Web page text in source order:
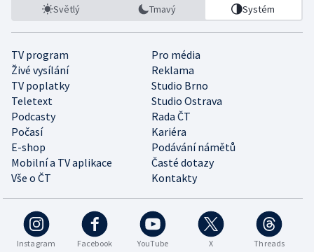
Světlý Tmavý Systém
TV program
Pro média
Živé vysílání
Reklama
TV poplatky
Studio Brno
Teletext
Studio Ostrava
Podcasty
Rada ČT
Počasí
Kariéra
E-shop
Podávání námětů
Mobilní a TV aplikace
Časté dotazy
Vše o ČT
Kontakty
Instagram Facebook YouTube X Threads